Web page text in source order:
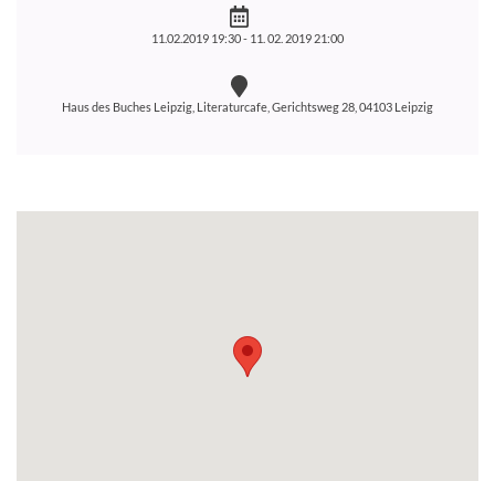
11.02.2019 19:30 - 11. 02. 2019 21:00
Haus des Buches Leipzig, Literaturcafe, Gerichtsweg 28, 04103 Leipzig